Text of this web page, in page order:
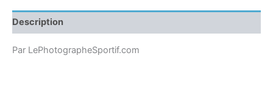
Description
Par LePhotographeSportif.com